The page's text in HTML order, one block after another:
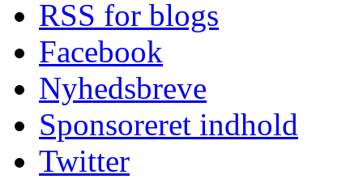
RSS for blogs
Facebook
Nyhedsbreve
Sponsoreret indhold
Twitter